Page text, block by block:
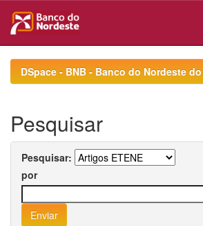
navigationDSpace - BNB - Banco do Nordeste
Pesquisar
Pesquisar:
por